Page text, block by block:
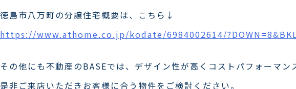
徳島市八万町の分譲住宅概要は、こちら↓
https://www.athome.co.jp/kodate/6984002614/
その他にも不動産のBASEでは、デザイン性が高くコストパフォーマ
是非ご来店いただきお客様に合う物件をご検討ください。